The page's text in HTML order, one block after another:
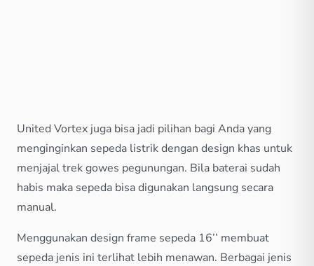
United Vortex juga bisa jadi pilihan bagi Anda yang
menginginkan sepeda listrik dengan design khas untuk
menjajal trek gowes pegunungan. Bila baterai sudah
habis maka sepeda bisa digunakan langsung secara
manual.
Menggunakan design frame sepeda 16’’ membuat
sepeda jenis ini terlihat lebih menawan. Berbagai jenis